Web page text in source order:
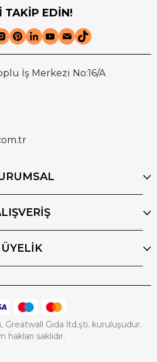
TAKİP EDİN!
İş Merkezi No:16/A
ÜYELİK
Greatwall Gıda ltd.şti. kuruluşudur.
hakları saklıdır.